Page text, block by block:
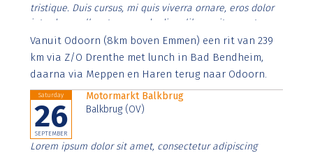
tristique. Duis cursus, mi quis viverra ornare, eros dolor
interdum nulla, ut commodo diam libero vitae erat.
Aenean faucibus nibh et justo cursus id rutrum lorem
imperdiet. Nunc ut sem vitae risus tristique posuere.
Vanuit Odoorn (8km boven Emmen) een rit van 239
km via Z/O Drenthe met lunch in Bad Bendheim,
daarna via Meppen en Haren terug naar Odoorn.
Saturday
26
SEPTEMBER
Motormarkt Balkbrug
Balkbrug (OV)
Lorem ipsum dolor sit amet, consectetur adipiscing